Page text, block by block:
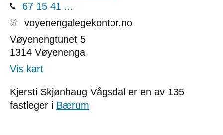
67 15 41 ...
voyenengalegekontor.no
Vøyenengtunet 5
1314 Vøyenenga
Vis kart
Kjersti Skjønhaug Vågsdal er en av 135
fastleger i Bærum